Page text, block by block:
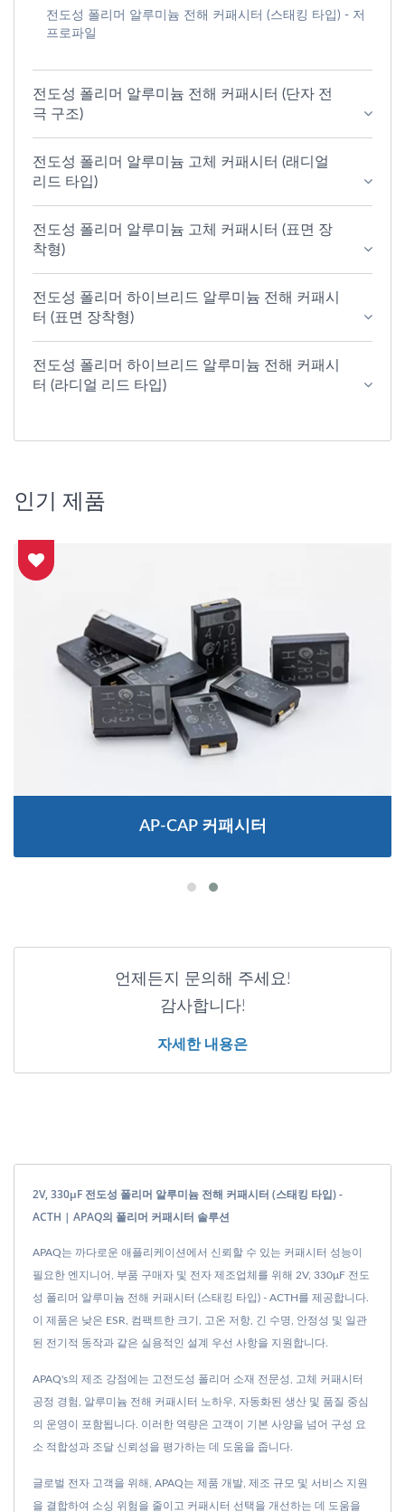
전도성 폴리머 알루미늄 전해 커패시터 (스태킹 타입) - 저
프로파일
전도성 폴리머 알루미늄 전해 커패시터 (단자 전
극 구조)
전도성 폴리머 알루미늄 고체 커패시터 (래디얼
리드 타입)
전도성 폴리머 알루미늄 고체 커패시터 (표면 장
착형)
전도성 폴리머 하이브리드 알루미늄 전해 커패시
터 (표면 장착형)
전도성 폴리머 하이브리드 알루미늄 전해 커패시
터 (라디얼 리드 타입)
인기 제품
AP-CAP 커패시터
언제든지 문의해 주세요!
감사합니다!
자세한 내용은
2V, 330μF 전도성 폴리머 알루미늄 전해 커패시터 (스태킹 타입) -
ACTH | APAQ의 폴리머 커패시터 솔루션
APAQ는 까다로운 애플리케이션에서 신뢰할 수 있는 커패시터 성능이
필요한 엔지니어, 부품 구매자 및 전자 제조업체를 위해 2V, 330μF 전도
성 폴리머 알루미늄 전해 커패시터 (스태킹 타입) - ACTH를 제공합니다.
이 제품은 낮은 ESR, 컴팩트한 크기, 고온 저항, 긴 수명, 안정성 및 일관
된 전기적 동작과 같은 실용적인 설계 우선 사항을 지원합니다.
APAQ's의 제조 강점에는 고전도성 폴리머 소재 전문성, 고체 커패시터
공정 경험, 알루미늄 전해 커패시터 노하우, 자동화된 생산 및 품질 중심
의 운영이 포함됩니다. 이러한 역량은 고객이 기본 사양을 넘어 구성 요
소 적합성과 조달 신뢰성을 평가하는 데 도움을 줍니다.
글로벌 전자 고객을 위해, APAQ는 제품 개발, 제조 규모 및 서비스 지원
을 결합하여 소싱 위험을 줄이고 커패시터 선택을 개선하는 데 도움을